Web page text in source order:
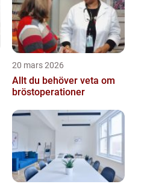
20 mars 2026
Allt du behöver veta om
bröstoperationer